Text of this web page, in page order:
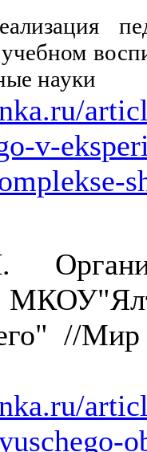
науки
v-
//Мир